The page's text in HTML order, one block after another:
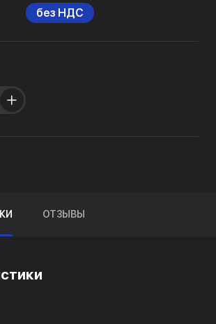
без НДС
ОТЗЫВЫ